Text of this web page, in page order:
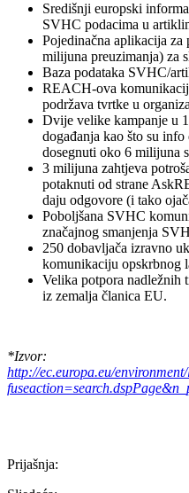
Središnji europski
SVHC podacima u
Pojedinačna aplikacija
milijuna preuzimanja) za
Baza podataka SVHC/
REACH-ova
podržava tvrtke u
Dvije velike kampanje u
događanja kao što su
dosegnuti oko 6 milijuna
3 milijuna zahtjeva
potaknuti od strane
daju odgovore (i tako
Poboljšana SVHC
značajnog smanjenja
250 dobavljača izravno
komunikaciju opskrbnog
Velika potpora
iz zemalja članica EU.
*Izvor:
http://ec.europa.eu/
Prijašnja: